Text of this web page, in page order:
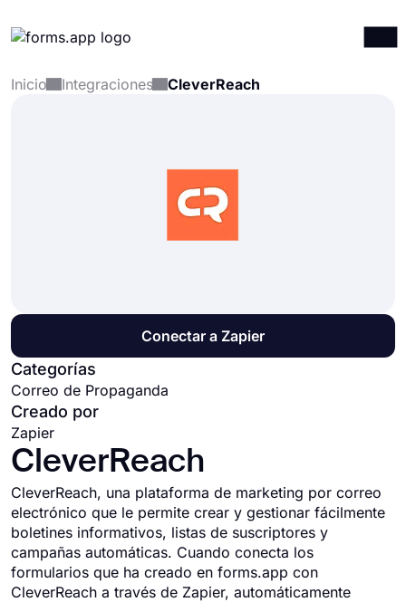
Productos
Inicio Integraciones CleverReach
Conectar a Zapier
Categorías
Correo de Propaganda
Creado por
Zapier
CleverReach
CleverReach, una plataforma de marketing por correo
electrónico que le permite crear y gestionar fácilmente
boletines informativos, listas de suscriptores y
campañas automáticas. Cuando conecta los
formularios que ha creado en forms.app con
CleverReach a través de Zapier, automáticamente